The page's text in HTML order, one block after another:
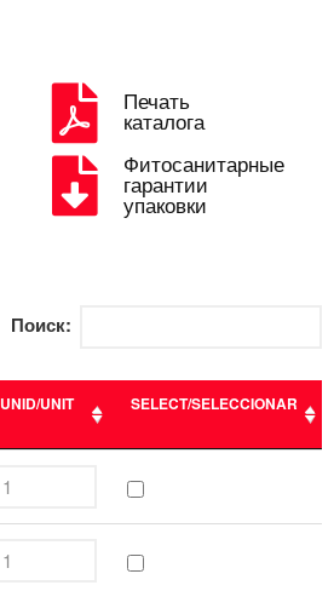
Deutsch
Русский
中文 (中国)
Entradas recientes
Comentarios
recientes
Печать
каталога
Фитосанитарные
гарантии
упаковки
Поиск:
UNID/UNIT SELECT/SELECCIONAR